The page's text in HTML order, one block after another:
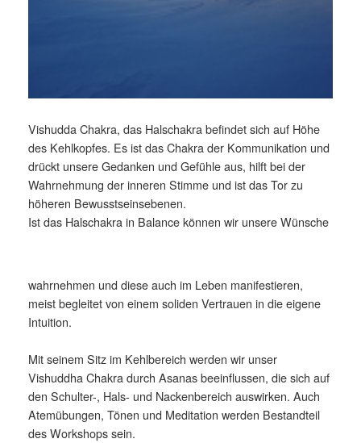
Vishudda Chakra, das Halschakra befindet sich auf Höhe
des Kehlkopfes. Es ist das Chakra der Kommunikation und
drückt unsere Gedanken und Gefühle aus, hilft bei der
Wahrnehmung der inneren Stimme und ist das Tor zu
höheren Bewusstseinsebenen.
Ist das Halschakra in Balance können wir unsere Wünsche
wahrnehmen und diese auch im Leben manifestieren,
meist begleitet von einem soliden Vertrauen in die eigene
Intuition.
Mit seinem Sitz im Kehlbereich werden wir unser
Vishuddha Chakra durch Asanas beeinflussen, die sich auf
den Schulter-, Hals- und Nackenbereich auswirken. Auch
Atemübungen, Tönen und Meditation werden Bestandteil
des Workshops sein.